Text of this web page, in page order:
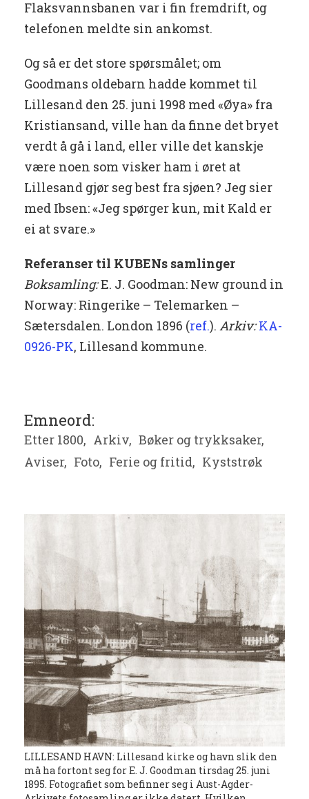
Flaksvannsbanen var i fin fremdrift, og
telefonen meldte sin ankomst.
Og så er det store spørsmålet; om
Goodmans oldebarn hadde kommet til
Lillesand den 25. juni 1998 med «Øya» fra
Kristiansand, ville han da finne det bryet
verdt å gå i land, eller ville det kanskje
være noen som visker ham i øret at
Lillesand gjør seg best fra sjøen? Jeg sier
med Ibsen: «Jeg spørger kun, mit Kald er
ei at svare.»
Referanser til KUBENs samlinger
Boksamling:E. J. Goodman: New ground in
Norway: Ringerike – Telemarken –
Sætersdalen. London 1896 (ref.). Arkiv:KA-
0926-PK, Lillesand kommune.
Emneord:
Etter 1800, Arkiv, Bøker og trykksaker,
Aviser, Foto, Ferie og fritid, Kyststrøk
LILLESAND HAVN: Lillesand kirke og havn slik den
må ha fortont seg for E. J. Goodman tirsdag 25. juni
1895. Fotografiet som befinner seg i Aust-Agder-